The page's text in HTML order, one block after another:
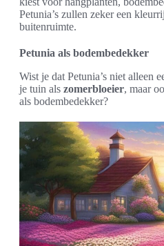
Petunia’s zullen zeker een
buitenruimte.
Petunia als bodembedekker
Wist je dat Petunia’s niet alleen
je tuin als zomerbloeier, maar
als bodembedekker?